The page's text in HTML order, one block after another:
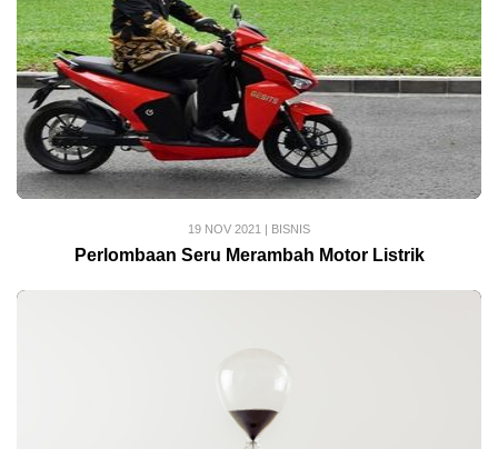
19 NOV 2021 | BISNIS
Perlombaan Seru Merambah Motor Listrik